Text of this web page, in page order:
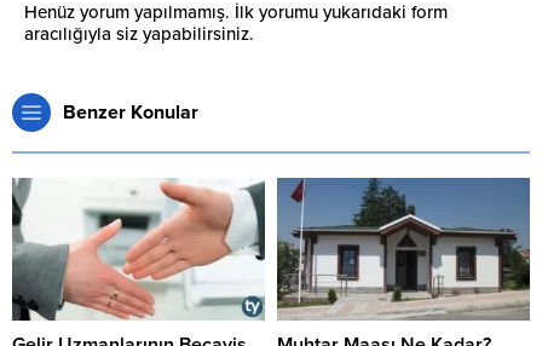
Henüz yorum yapılmamış. İlk yorumu yukarıdaki form
aracılığıyla siz yapabilirsiniz.
Benzer Konular